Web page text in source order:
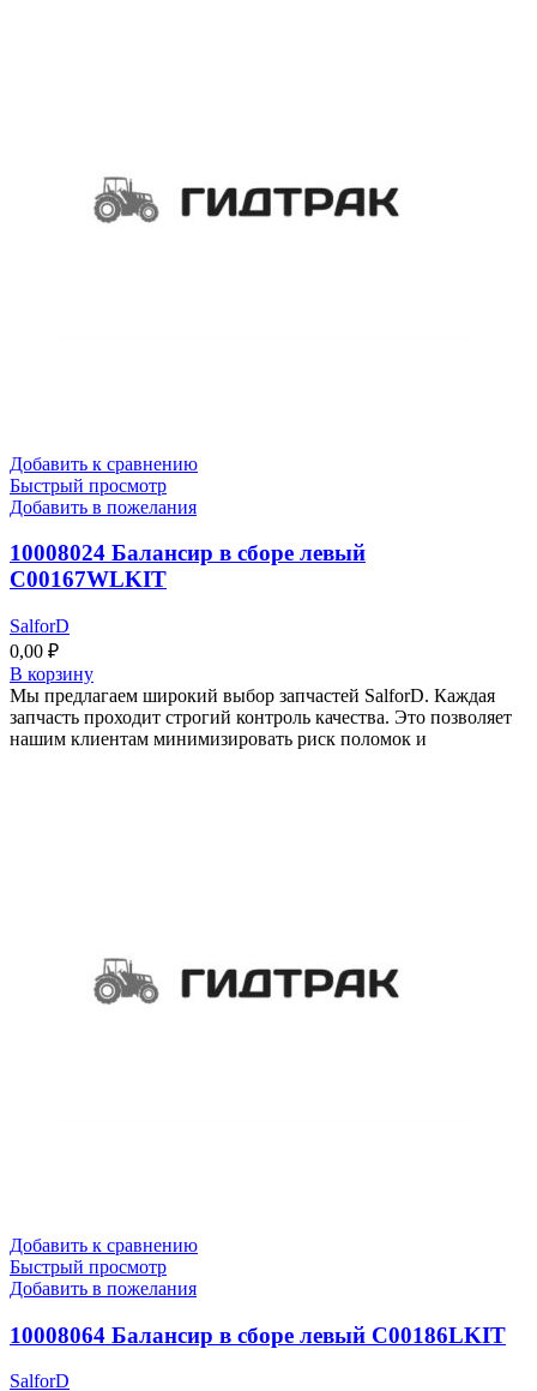
Добавить к сравнению
Быстрый просмотр
Добавить в пожелания
10008024 Балансир в сборе левый
C00167WLKIT
SalforD
0,00 ₽
В корзину
Мы предлагаем широкий выбор запчастей SalforD. Каждая
запчасть проходит строгий контроль качества. Это позволяет
нашим клиентам минимизировать риск поломок и
Добавить к сравнению
Быстрый просмотр
Добавить в пожелания
10008064 Балансир в сборе левый C00186LKIT
SalforD